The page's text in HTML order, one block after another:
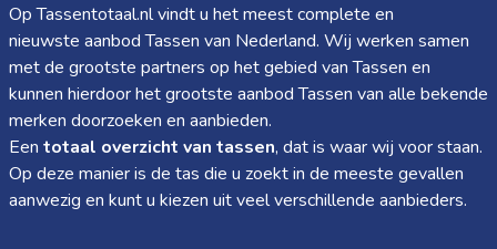
Op Tassentotaal.nl vindt u het meest complete en
nieuwste aanbod Tassen van Nederland. Wij werken samen
met de grootste partners op het gebied van Tassen en
kunnen hierdoor het grootste aanbod Tassen van alle bekende
merken doorzoeken en aanbieden.
Een totaal overzicht van tassen, dat is waar wij voor staan.
Op deze manier is de tas die u zoekt in de meeste gevallen
aanwezig en kunt u kiezen uit veel verschillende aanbieders.